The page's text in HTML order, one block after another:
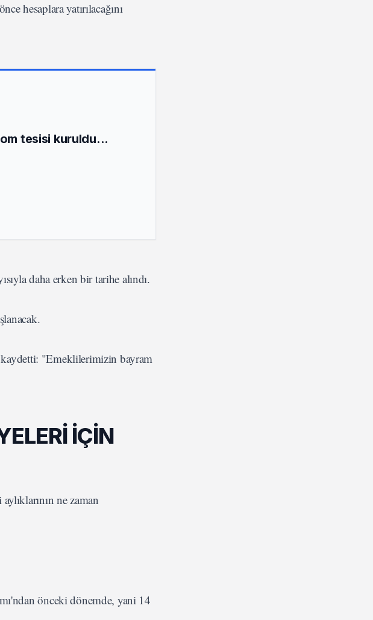
hesaplara yatırılacağını
tesisi kuruldu...
daha erken bir tarihe alındı.
"Emeklilerimizin bayram
İÇİN
ne zaman
önceki dönemde, yani 14